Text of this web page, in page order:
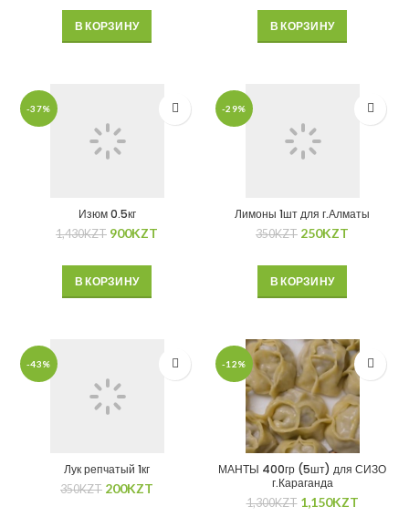
В КОРЗИНУ В КОРЗИНУ
-37%
Изюм 0.5кг
1,430KZT 900KZT
В КОРЗИНУ
-29%
Лимоны 1шт для г.Алматы
350KZT 250KZT
В КОРЗИНУ
-43%
Лук репчатый 1кг
350KZT 200KZT
-12%
МАНТЫ 400гр (5шт) для СИЗО
г.Караганда
1,300KZT 1,150KZT